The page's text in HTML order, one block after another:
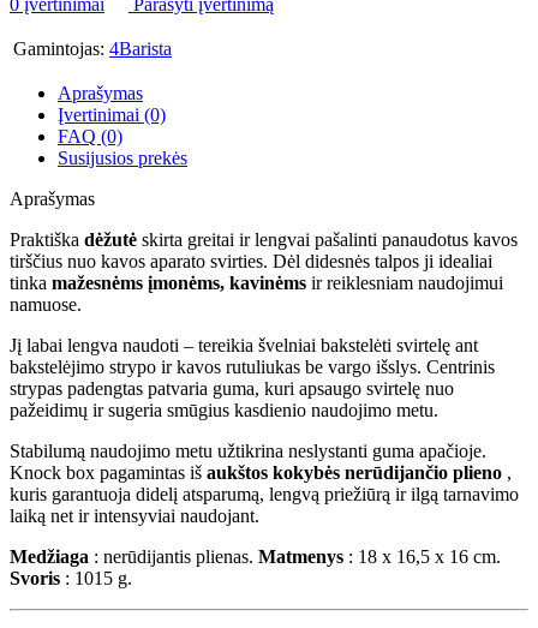
Gamintojas: 4Barista
Aprašymas
Įvertinimai (0)
FAQ (0)
Susijusios prekės
Aprašymas
Praktiška dėžutė skirta greitai ir lengvai pašalinti panaudotus kavos
tirščius nuo kavos aparato svirties. Dėl didesnės talpos ji idealiai
tinka mažesnėms įmonėms, kavinėms ir reiklesniam naudojimui
namuose.
Jį labai lengva naudoti – tereikia švelniai bakstelėti svirtelę ant
bakstelėjimo strypo ir kavos rutuliukas be vargo išslys. Centrinis
strypas padengtas patvaria guma, kuri apsaugo svirtelę nuo
pažeidimų ir sugeria smūgius kasdienio naudojimo metu.
Stabilumą naudojimo metu užtikrina neslystanti guma apačioje.
Knock box pagamintas iš aukštos kokybės nerūdijančio plieno ,
kuris garantuoja didelį atsparumą, lengvą priežiūrą ir ilgą tarnavimo
laiką net ir intensyviai naudojant.
Medžiaga : nerūdijantis plienas. Matmenys : 18 x 16,5 x 16 cm.
Svoris : 1015 g.